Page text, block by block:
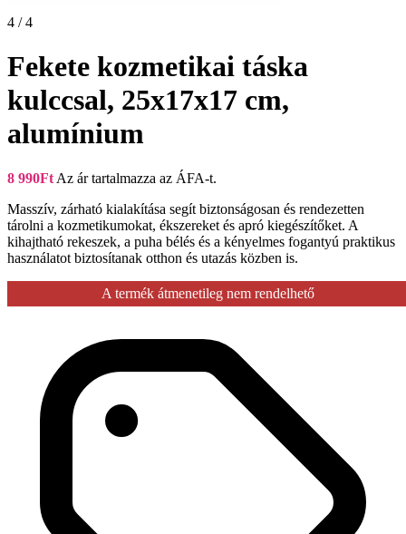
4 / 4
Fekete kozmetikai táska
kulccsal, 25x17x17 cm,
alumínium
8 990Ft Az ár tartalmazza az ÁFA-t.
Masszív, zárható kialakítása segít biztonságosan és rendezetten
tárolni a kozmetikumokat, ékszereket és apró kiegészítőket. A
kihajtható rekeszek, a puha bélés és a kényelmes fogantyú praktikus
használatot biztosítanak otthon és utazás közben is.
A termék átmenetileg nem rendelhető